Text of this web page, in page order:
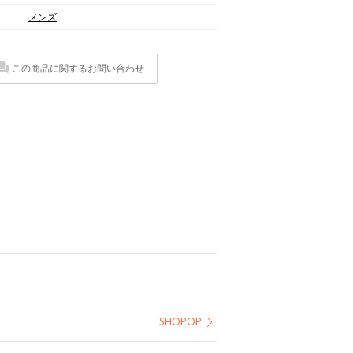
メンズ
この商品に関するお問い合わせ
SHOPOP